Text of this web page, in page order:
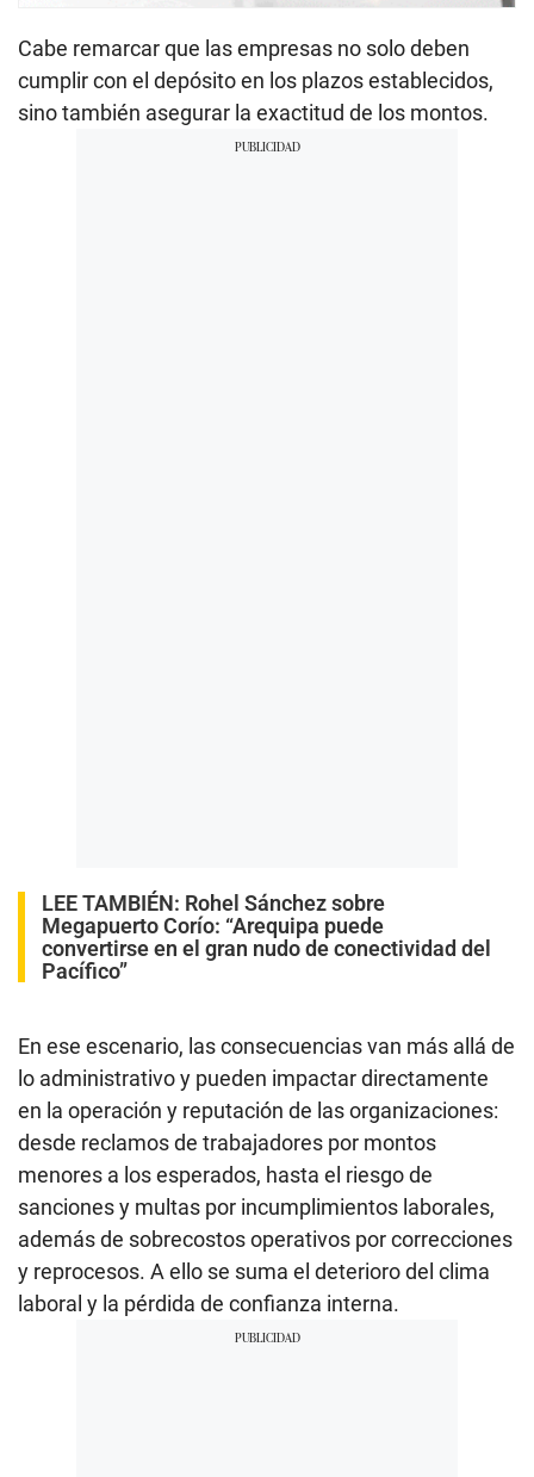
Cabe remarcar que las empresas no solo deben
cumplir con el depósito en los plazos establecidos,
sino también asegurar la exactitud de los montos.
LEE TAMBIÉN: Rohel Sánchez sobre
Megapuerto Corío: “Arequipa puede
convertirse en el gran nudo de conectividad del
Pacífico”
En ese escenario, las consecuencias van más allá de
lo administrativo y pueden impactar directamente
en la operación y reputación de las organizaciones:
desde reclamos de trabajadores por montos
menores a los esperados, hasta el riesgo de
sanciones y multas por incumplimientos laborales,
además de sobrecostos operativos por correcciones
y reprocesos. A ello se suma el deterioro del clima
laboral y la pérdida de confianza interna.